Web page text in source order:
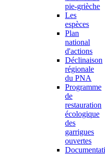
pie-grièche
Les
espèces
Plan
national
d'actions
Déclinaison
régionale
du PNA
Programme
de
restauration
écologique
des
garrigues
ouvertes